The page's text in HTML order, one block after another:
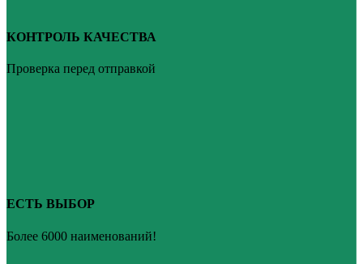
КОНТРОЛЬ КАЧЕСТВА
Проверка перед отправкой
ЕСТЬ ВЫБОР
Более 6000 наименований!